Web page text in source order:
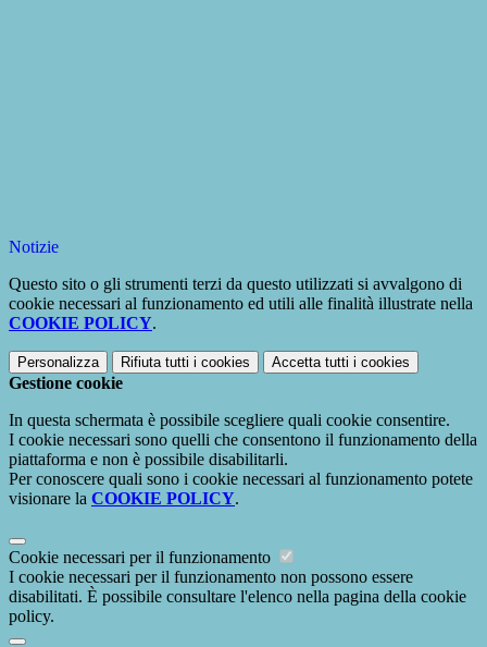
Notizie
Questo sito o gli strumenti terzi da questo utilizzati si avvalgono di
cookie necessari al funzionamento ed utili alle finalità illustrate nella
COOKIE POLICY.
Personalizza Rifiuta tutti i cookies Accetta tutti i cookies
Gestione cookie
In questa schermata è possibile scegliere quali cookie consentire.
I cookie necessari sono quelli che consentono il funzionamento della
piattaforma e non è possibile disabilitarli.
Per conoscere quali sono i cookie necessari al funzionamento potete
visionare la COOKIE POLICY.
Cookie necessari per il funzionamento
I cookie necessari per il funzionamento non possono essere
disabilitati. È possibile consultare l'elenco nella pagina della cookie
policy.